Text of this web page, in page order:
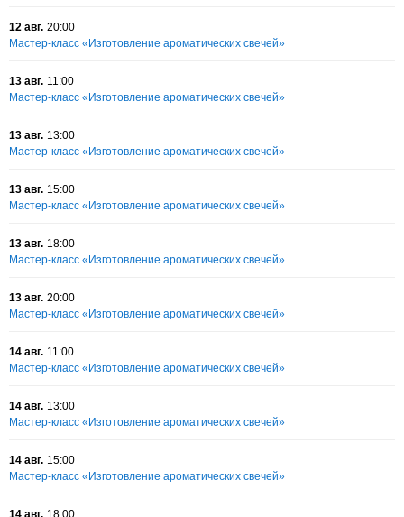
12 авг. 20:00
Мастер-класс «Изготовление ароматических свечей»
13 авг. 11:00
Мастер-класс «Изготовление ароматических свечей»
13 авг. 13:00
Мастер-класс «Изготовление ароматических свечей»
13 авг. 15:00
Мастер-класс «Изготовление ароматических свечей»
13 авг. 18:00
Мастер-класс «Изготовление ароматических свечей»
13 авг. 20:00
Мастер-класс «Изготовление ароматических свечей»
14 авг. 11:00
Мастер-класс «Изготовление ароматических свечей»
14 авг. 13:00
Мастер-класс «Изготовление ароматических свечей»
14 авг. 15:00
Мастер-класс «Изготовление ароматических свечей»
14 авг. 18:00